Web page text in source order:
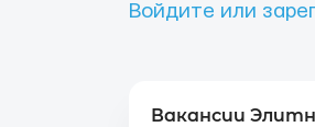
Войдите или
Вакансии